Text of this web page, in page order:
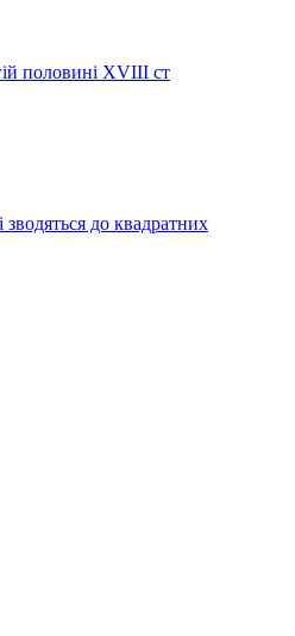
половині XVIII ст
до квадратних